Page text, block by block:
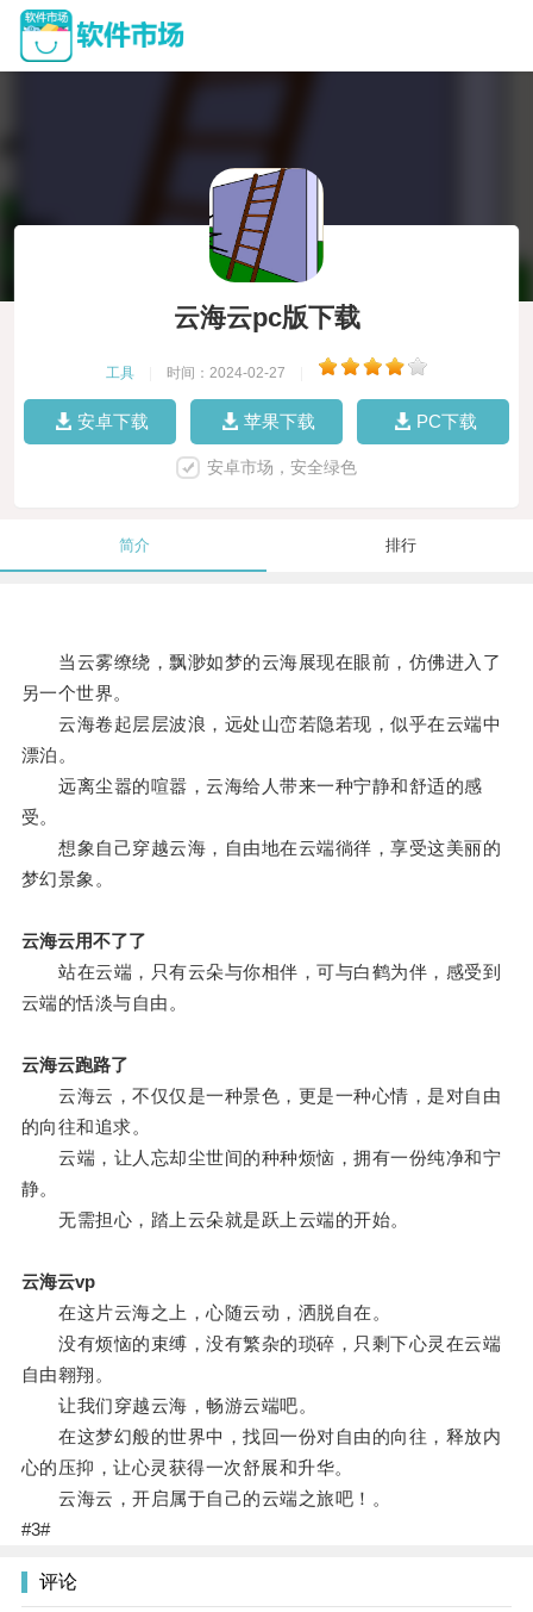
云海云pc版下载
工具 时间：2024-02-27
安卓下载 苹果下载 PC下载
安卓市场，安全绿色
简介 排行
当云雾缭绕，飘渺如梦的云海展现在眼前，仿佛进入了
另一个世界。
云海卷起层层波浪，远处山峦若隐若现，似乎在云端中
漂泊。
远离尘嚣的喧嚣，云海给人带来一种宁静和舒适的感
受。
想象自己穿越云海，自由地在云端徜徉，享受这美丽的
梦幻景象。
云海云用不了了
站在云端，只有云朵与你相伴，可与白鹤为伴，感受到
云端的恬淡与自由。
云海云跑路了
云海云，不仅仅是一种景色，更是一种心情，是对自由
的向往和追求。
云端，让人忘却尘世间的种种烦恼，拥有一份纯净和宁
静。
无需担心，踏上云朵就是跃上云端的开始。
云海云vp
在这片云海之上，心随云动，洒脱自在。
没有烦恼的束缚，没有繁杂的琐碎，只剩下心灵在云端
自由翱翔。
让我们穿越云海，畅游云端吧。
在这梦幻般的世界中，找回一份对自由的向往，释放内
心的压抑，让心灵获得一次舒展和升华。
云海云，开启属于自己的云端之旅吧！。
#3#
评论